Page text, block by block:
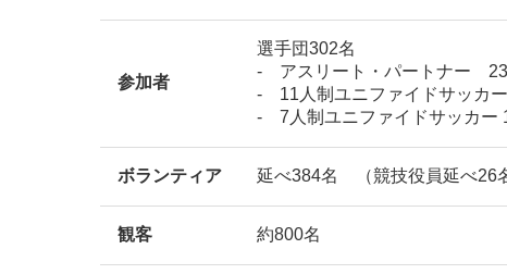
参加者
選手団302名
- アスリート・パートナー
- 11人制ユニファイドサッカ
- 7人制ユニファイドサッカー
ボランティア 延べ384名 （競技役員延べ26
観客 約800名